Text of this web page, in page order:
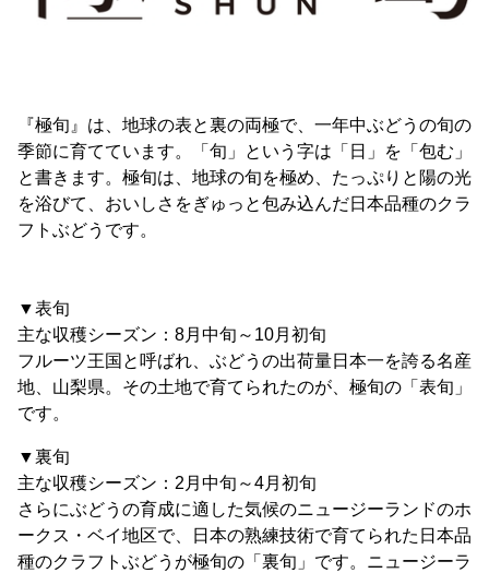
『極旬』は、地球の表と裏の両極で、一年中ぶどうの旬の
季節に育てています。「旬」という字は「日」を「包む」
と書きます。極旬は、地球の旬を極め、たっぷりと陽の光
を浴びて、おいしさをぎゅっと包み込んだ日本品種のクラ
フトぶどうです。
▼表旬
主な収穫シーズン：8月中旬～10月初旬
フルーツ王国と呼ばれ、ぶどうの出荷量日本一を誇る名産
地、山梨県。その土地で育てられたのが、極旬の「表旬」
です。
▼裏旬
主な収穫シーズン：2月中旬～4月初旬
さらにぶどうの育成に適した気候のニュージーランドのホ
ークス・ベイ地区で、日本の熟練技術で育てられた日本品
種のクラフトぶどうが極旬の「裏旬」です。ニュージーラ